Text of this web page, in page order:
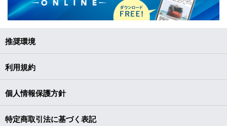
推奨環境
利用規約
個人情報保護方針
特定商取引法に基づく表記